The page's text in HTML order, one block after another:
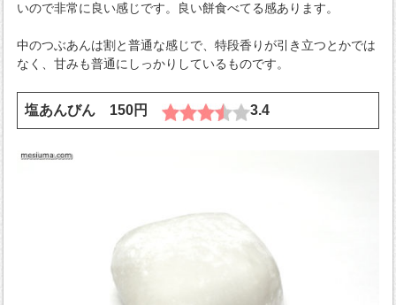
いので非常に良い感じです。良い餅食べてる感あります。
中のつぶあんは割と普通な感じで、特段香りが引き立つとかでは
なく、甘みも普通にしっかりしているものです。
塩あんびん 150円 3.4